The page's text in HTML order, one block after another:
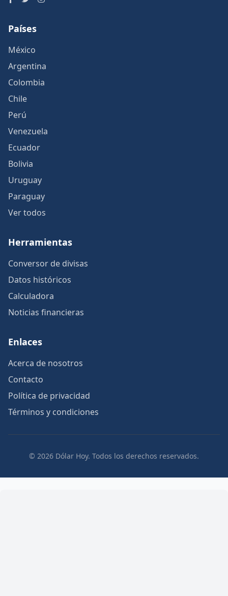
Países
México
Argentina
Colombia
Chile
Perú
Venezuela
Ecuador
Bolivia
Uruguay
Paraguay
Ver todos
Herramientas
Conversor de divisas
Datos históricos
Calculadora
Noticias financieras
Enlaces
Acerca de nosotros
Contacto
Política de privacidad
Términos y condiciones
© 2026 Dólar Hoy. Todos los derechos reservados.